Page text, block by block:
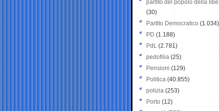
partito del popolo della
(30)
Partito Democratico (1.034)
PD (1.188)
PdL (2.781)
pedofilia (25)
Pensioni (129)
Politica (40.855)
polizia (253)
Porto (12)